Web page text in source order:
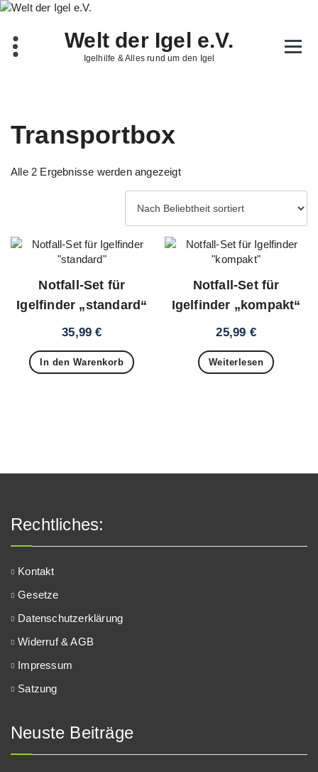
Zum
springen
Welt der Igel e.V.
Igelhilfe & Alles rund um den Igel
Transportbox
Alle 2 Ergebnisse werden angezeigtNach
sortiert
Notfall-Set für
Igelfinder „standard“
35,99€
In den Warenkorb
Notfall-Set für
Igelfinder „kompakt“
25,99 €
Weiterlesen
Rechtliches:
Kontakt
Gesetze
Datenschutzerklärung
Widerruf & AGB
Impressum
Satzung
Neuste Beiträge